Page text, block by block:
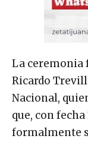
La ceremonia
Ricardo
Nacional,
que, con
formalmente